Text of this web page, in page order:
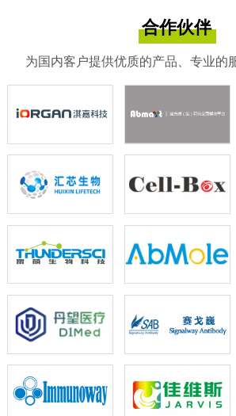
合作伙伴
为国内客户提供优质的产品、专业的